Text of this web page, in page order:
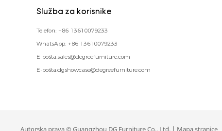
Služba za korisnike
Telefon: +86 13610079233
WhatsApp: +86 13610079233
E-pošta:sales@degreefurniture.com
E-pošta:dgshowcase@degreefurniture.com
Autorska prava © Guangzhou DG Furniture Co., Ltd. | Mapa stranice